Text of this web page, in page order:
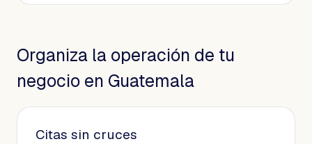
Organiza la operación de tu
negocio en Guatemala
Citas sin cruces